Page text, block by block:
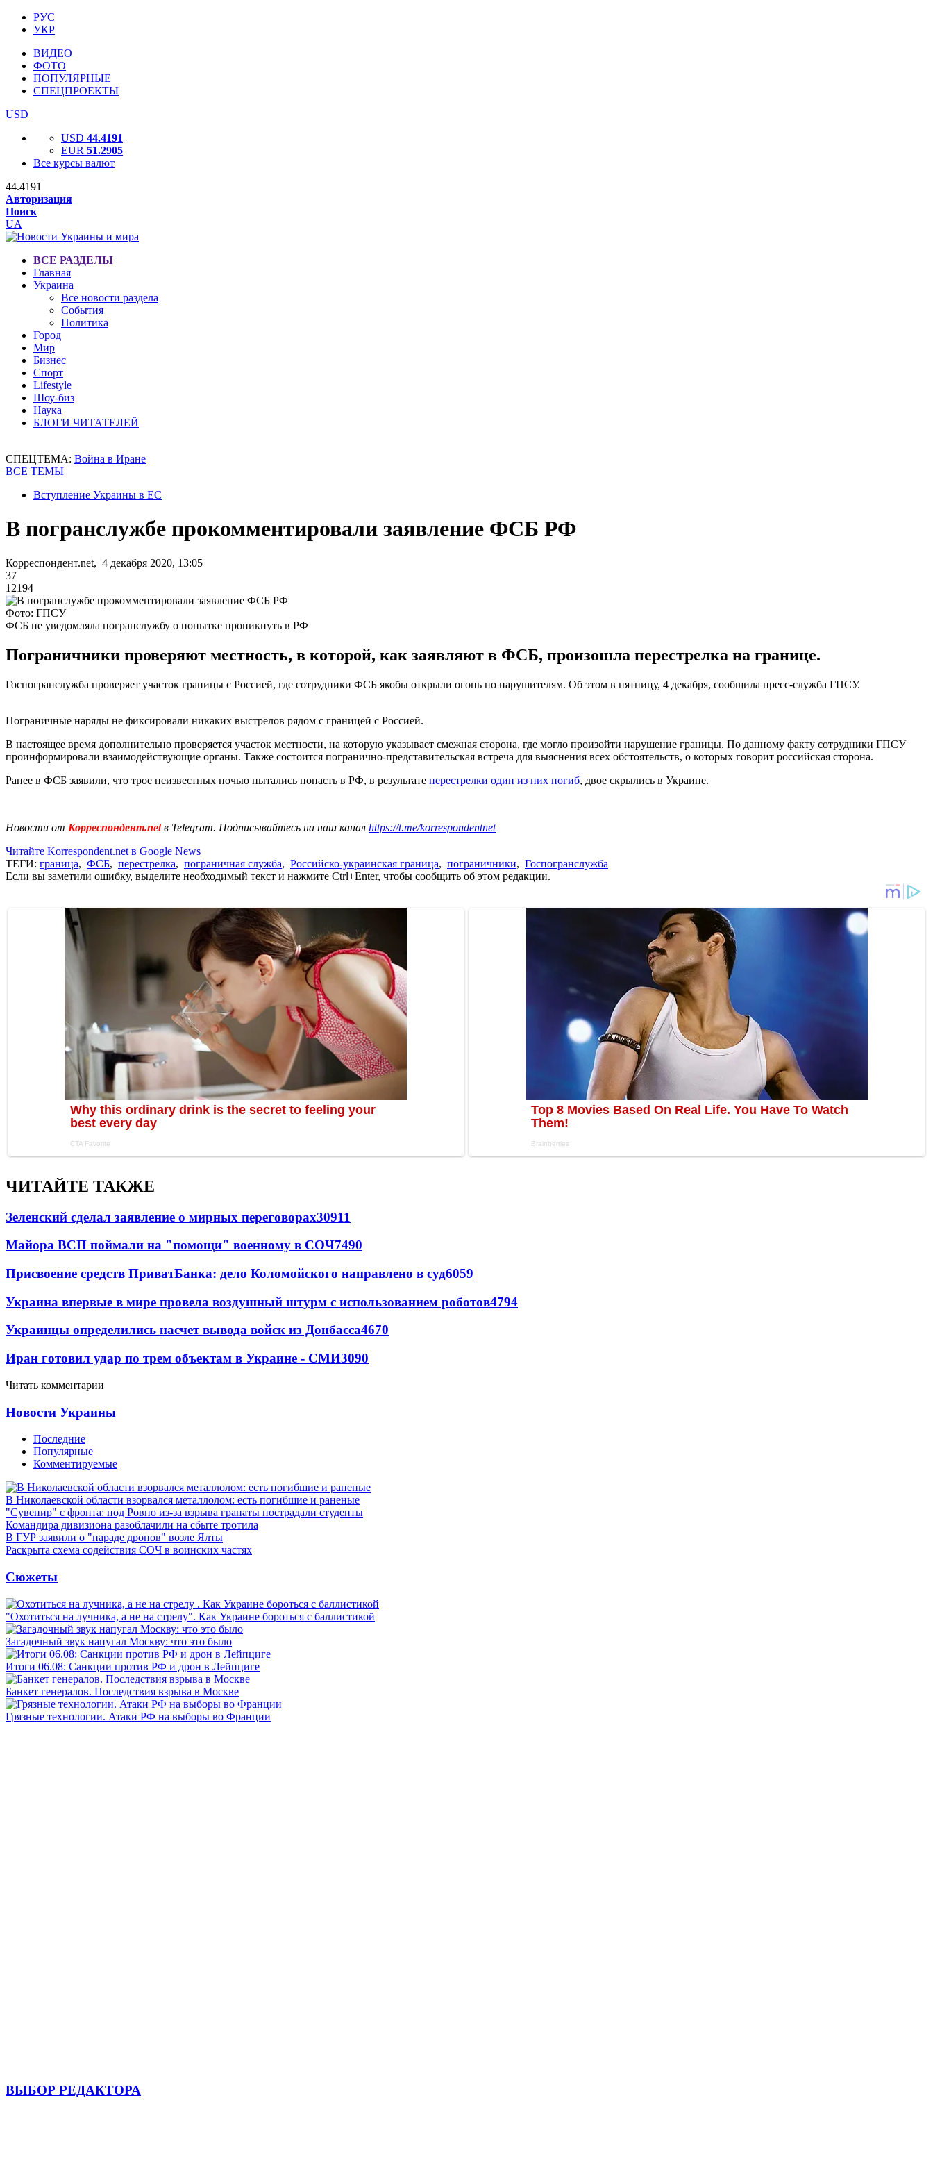
РУС
УКР
ВИДЕО
ФОТО
ПОПУЛЯРНЫЕ
СПЕЦПРОЕКТЫ
USD
USD 44.4191
EUR 51.2905
Все курсы валют
44.4191
Авторизация
Поиск
UA
ВСЕ РАЗДЕЛЫ
Главная
Украина
Все новости раздела
События
Политика
Город
Мир
Бизнес
Спорт
Lifestyle
Шоу-биз
Наука
БЛОГИ ЧИТАТЕЛЕЙ
СПЕЦТЕМА: Война в Иране
ВСЕ ТЕМЫ
Вступление Украины в ЕС
В погранслужбе прокомментировали заявление ФСБ РФ
Корреспондент.net, 4 декабря 2020, 13:05
37
12194
Фото: ГПСУ
ФСБ не уведомляла погранслужбу о попытке проникнуть в РФ
Пограничники проверяют местность, в которой, как заявляют в ФСБ, произошла перестрелка на границе.
Госпогранслужба проверяет участок границы с Россией, где сотрудники ФСБ якобы открыли огонь по нарушителям. Об этом в пятницу, 4 декабря, сообщила пресс-служба ГПСУ.
Пограничные наряды не фиксировали никаких выстрелов рядом с границей с Россией.
В настоящее время дополнительно проверяется участок местности, на которую указывает смежная сторона, где могло произойти нарушение границы. По данному факту сотрудники ГПСУ
проинформировали взаимодействующие органы. Также состоится погранично-представительская встреча для выяснения всех обстоятельств, о которых говорит российская сторона.
Ранее в ФСБ заявили, что трое неизвестных ночью пытались попасть в РФ, в результате перестрелки один из них погиб, двое скрылись в Украине.
Новости от Корреспондент.netв Telegram. Подписывайтесь на наш канал https://t.me/korrespondentnet
Читайте Korrespondent.net в Google News
ТЕГИ: граница, ФСБ, перестрелка, пограничная служба, Российско-украинская граница, пограничники, Госпогранслужба
Если вы заметили ошибку, выделите необходимый текст и нажмите Ctrl+Enter, чтобы сообщить об этом редакции.
ЧИТАЙТЕ ТАКЖЕ
Зеленский сделал заявление о мирных переговорах30911
Майора ВСП поймали на "помощи" военному в СОЧ7490
Присвоение средств ПриватБанка: дело Коломойского направлено в суд6059
Украина впервые в мире провела воздушный штурм с использованием роботов4794
Украинцы определились насчет вывода войск из Донбасса4670
Иран готовил удар по трем объектам в Украине - СМИ3090
Читать комментарии
Новости Украины
Последние
Популярные
Комментируемые
В Николаевской области взорвался металлолом: есть погибшие и раненые
"Сувенир" с фронта: под Ровно из-за взрыва гранаты пострадали студенты
Командира дивизиона разоблачили на сбыте тротила
В ГУР заявили о "параде дронов" возле Ялты
Раскрыта схема содействия СОЧ в воинских частях
Сюжеты
"Охотиться на лучника, а не на стрелу". Как Украине бороться с баллистикой
Загадочный звук напугал Москву: что это было
Итоги 06.08: Санкции против РФ и дрон в Лейпциге
Банкет генералов. Последствия взрыва в Москве
Грязные технологии. Атаки РФ на выборы во Франции
ВЫБОР РЕДАКТОРА